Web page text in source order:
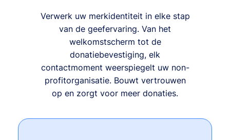
Verwerk uw merkidentiteit in elke stap
van de geefervaring. Van het
welkomstscherm tot de
donatiebevestiging, elk
contactmoment weerspiegelt uw non-
profitorganisatie. Bouwt vertrouwen
op en zorgt voor meer donaties.